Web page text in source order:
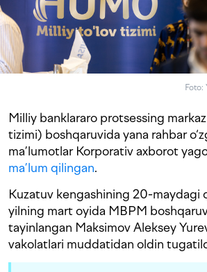
Milliy banklararo protsessing
tizimi) boshqaruvida yana rahbar
ma’lumotlar Korporativ axborot
ma’lum qilingan.
Kuzatuv kengashining 20-maydagi
yilning mart oyida MBPM
tayinlangan Maksimov Aleksey
vakolatlari muddatidan oldin